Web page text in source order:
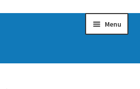
Menu